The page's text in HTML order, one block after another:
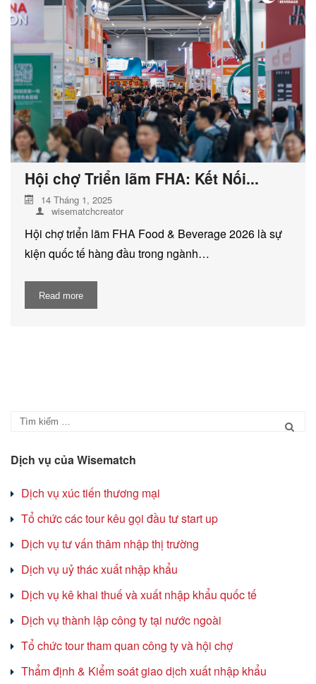
Hội chợ Triển lãm FHA: Kết Nối...
14 Tháng 1, 2025
wisematchcreator
Hội chợ triển lãm FHA Food & Beverage 2026 là sự
kiện quốc tế hàng đầu trong ngành…
Read more
Dịch vụ của Wisematch
Dịch vụ xúc tiến thương mại
Tổ chức các tour kêu gọi đầu tư start up
Dịch vụ tư vấn thâm nhập thị trường
Dịch vụ uỷ thác xuất nhập khẩu
Dịch vụ kê khai thuế và xuất nhập khẩu quốc tế
Dịch vụ thành lập công ty tại nước ngoài
Tổ chức tour tham quan công ty và hội chợ
Thẩm định & Kiểm soát giao dịch xuất nhập khẩu
DỊCH VỤ KIỂM KÊ KHÍ THẢI NHÀ
KÍNH